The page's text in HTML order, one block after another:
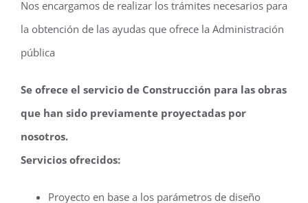
Nos encargamos de realizar los trámites necesarios para
la obtención de las ayudas que ofrece la Administración
pública
Se ofrece el servicio de Construcción para las obras
que han sido previamente proyectadas por
nosotros.
Servicios ofrecidos:
Proyecto en base a los parámetros de diseño